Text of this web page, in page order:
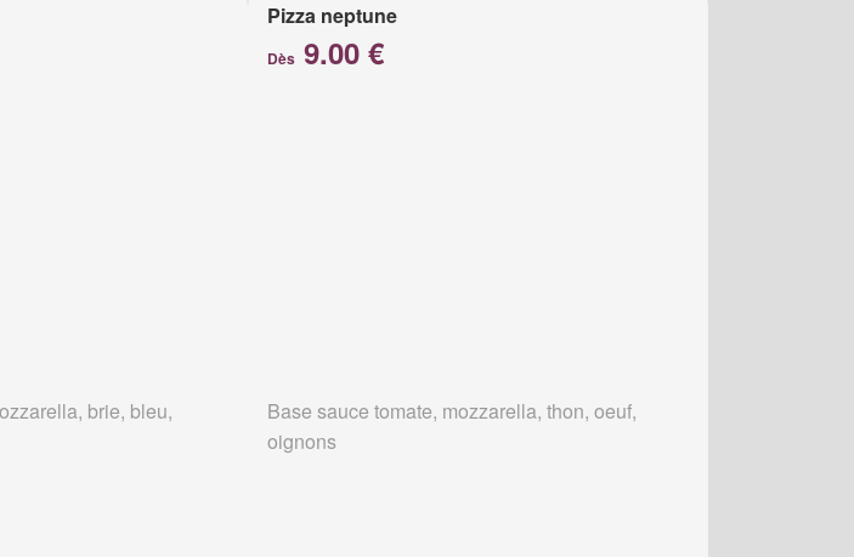
brie, bleu,
Pizza neptune
Dès 9.00 €
Base sauce tomate, mozzarella, thon, oeuf,
oignons